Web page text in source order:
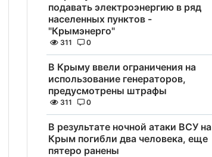
подавать электроэнергию в ряд
населенных пунктов -
"Крымэнерго"
311 0
В Крыму ввели ограничения на
использование генераторов,
предусмотрены штрафы
311 0
В результате ночной атаки ВСУ на
Крым погибли два человека, еще
пятеро ранены